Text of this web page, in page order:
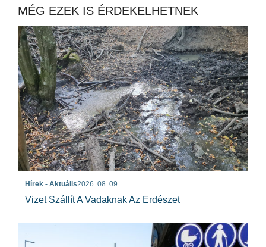
MÉG EZEK IS ÉRDEKELHETNEK
Hírek - Aktuális2026. 08. 09.
Vizet Szállít A Vadaknak Az Erdészet